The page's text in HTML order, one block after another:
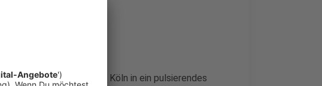
den Fühlinger See in Köln in ein pulsierendes